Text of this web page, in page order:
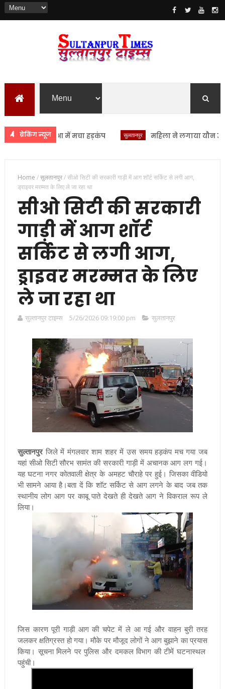
ब्रेकिंग न्यूज
लंभुआ में मचा हड़कंप सुलतानपुर महिला ने लगाया यौन उत्पीड़न
Home /सुलतानपुर/सीओ सिटी की सरकारी गाड़ी में आग शॉर्ट सर्किट से लगी आग,
ड्राइवर मरम्मत के लिए ले जा रहा था
सीओ सिटी की सरकारी
गाड़ी में आग शॉर्ट
सर्किट से लगी आग,
ड्राइवर मरम्मत के लिए
ले जा रहा था
सुल्तानपुर टाइम्स 5/26/2026 09:19:00 pm सुलतानपुर
सुल्तानपुरजिले में मंगलवार शाम शहर में उस समय हड़कंप मच गया जब
यहां सीओ सिटी सौरभ सामंत की सरकारी गाड़ी में अचानक आग लग गई।
यह घटना नगर कोतवाली क्षेत्र के अमहट चौराहे पर हुई। जिसका वीडियो
भी सामने आया है।बता दें कि शॉट सर्किट से आग लगने के बाद जब तक
स्थानीय लोग आग पर काबू पाते देखते ही देखते आग ने विकराल रूप ले
लिया।
जिस कारण पूरी गाड़ी आग की चपेट में ले आ गई और वाहन बुरी तरह
जलकर क्षतिग्रस्त हो गया। मौके पर मौजूद लोगों ने आग बुझाने का प्रयास
किया। सूचना मिलने पर पुलिस और दमकल विभाग की टीमें घटनास्थल
पहुंची।